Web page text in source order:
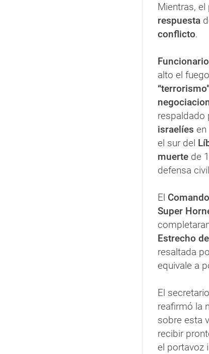
Mientras, el
respuesta
conflicto.
alto el
respaldado
israelíes en
el sur del
muerte de
defensa
El
Super
Estrecho
resaltada
equivale a
El
reafirmó la
sobre esta
recibir
el portavoz